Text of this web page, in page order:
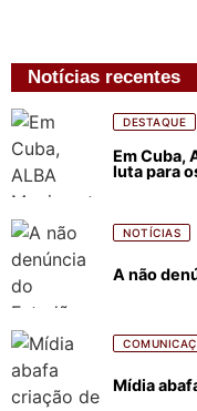
Notícias recentes
DESTAQUE
Em Cuba,
luta para
NOTÍCIAS
A não
Mídia